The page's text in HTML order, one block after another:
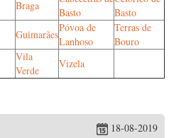
Braga
Basto
Basto
Guimarães
Póvoa de
Lanhoso
Terras de
Bouro
Vila
Verde
Vizela
18-08-2019